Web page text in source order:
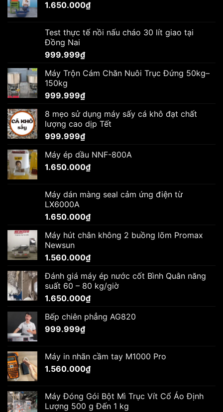
1.650.000₫
Test thực tế nồi nấu cháo 30 lít giao tại
Đồng Nai
999.999₫
Máy Trộn Cám Chăn Nuôi Trục Đứng 50kg–
150kg
999.999₫
8 mẹo sử dụng máy sấy cá khô đạt chất
lượng cao dịp Tết
999.999₫
Máy ép dầu NNF-800A
1.650.000₫
Máy dán màng seal cảm ứng điện từ
LX6000A
1.650.000₫
Máy hút chân không 2 buồng lõm Promax
Newsun
1.560.000₫
Đánh giá máy ép nước cốt Bình Quân năng
suất 60 – 80 kg/giờ
1.650.000₫
Bếp chiên phẳng AG820
999.999₫
Máy in nhãn cầm tay M1000 Pro
1.560.000₫
Máy Đóng Gói Bột Mì Trục Vít Cổ Áo Định
Lượng 500 g Đến 1 kg